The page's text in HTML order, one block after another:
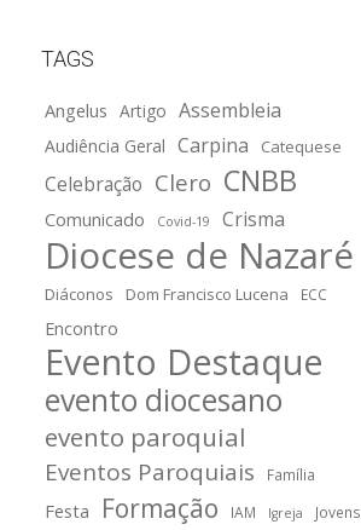
TAGS
Angelus Artigo Assembleia
Audiência Geral Carpina Catequese
Celebração Clero CNBB
Comunicado Covid-19 Crisma
Diocese de Nazaré
Diáconos Dom Francisco Lucena ECC
Encontro
Evento Destaque
evento diocesano
evento paroquial
Eventos Paroquiais Família
Festa Formação IAM Igreja Jovens